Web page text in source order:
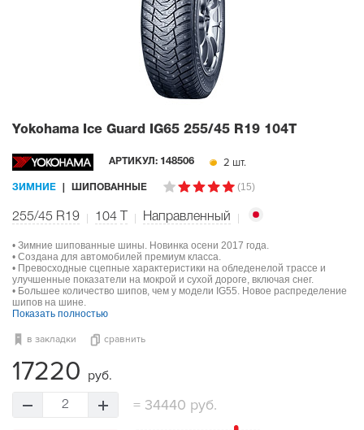
Yokohama Ice Guard IG65 255/45 R19 104T
АРТИКУЛ: 148506 2 шт.
ЗИМНИЕ ШИПОВАННЫЕ (15)
255/45 R19 104 Направленный
• Зимние шипованные шины. Новинка осени 2017 года.
• Создана для автомобилей премиум класса.
• Превосходные сцепные характеристики на обледенелой трассе и
улучшенные показатели на мокрой и сухой дороге, включая снег.
• Большее количество шипов, чем у модели IG55. Новое распределение
шипов на шине.
Показать полностью
в закладки сравнить
17220 руб.
2 = 34440 руб.